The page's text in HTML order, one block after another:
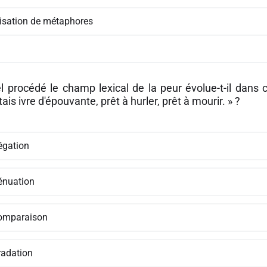
de métaphores
procédé le champ lexical de la peur évolue-t-il dans
ivre d'épouvante, prêt à hurler, prêt à mourir. » ?